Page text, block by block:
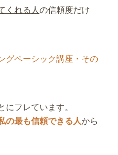
くれる 人の信頼度だけ
グベーシック講座・その
フレています。
の最も信頼できる人から